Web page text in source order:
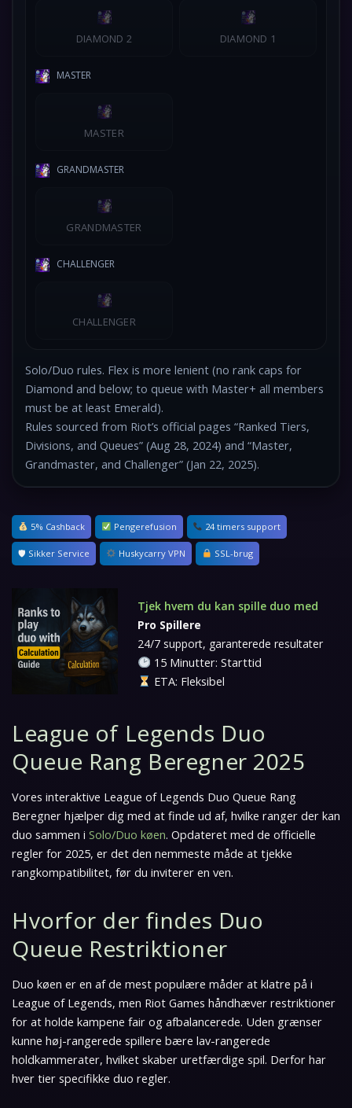
DIAMOND 2 DIAMOND 1
MASTER
MASTER
GRANDMASTER
GRANDMASTER
CHALLENGER
CHALLENGER
Solo/Duo rules. Flex is more lenient (no rank caps for
Diamond and below; to queue with Master+ all members
must be at least Emerald).
Rules sourced from Riot’s official pages “Ranked Tiers,
Divisions, and Queues” (Aug 28, 2024) and “Master,
Grandmaster, and Challenger” (Jan 22, 2025).
5% Cashback Pengerefusion 24 timers support
🛡 Sikker Service Huskycarry VPN SSL-brug
Tjek hvem du kan spille duo med
Pro Spillere
24/7 support, garanterede resultater
15 Minutter: Starttid
ETA: Fleksibel
League of Legends Duo
Queue Rang Beregner 2025
Vores interaktive League of Legends Duo Queue Rang
Beregner hjælper dig med at finde ud af, hvilke ranger der kan
duo sammen i Solo/Duo køen. Opdateret med de officielle
regler for 2025, er det den nemmeste måde at tjekke
rangkompatibilitet, før du inviterer en ven.
Hvorfor der findes Duo
Queue Restriktioner
Duo køen er en af de mest populære måder at klatre på i
League of Legends, men Riot Games håndhæver restriktioner
for at holde kampene fair og afbalancerede. Uden grænser
kunne høj-rangerede spillere bære lav-rangerede
holdkammerater, hvilket skaber uretfærdige spil. Derfor har
hver tier specifikke duo regler.